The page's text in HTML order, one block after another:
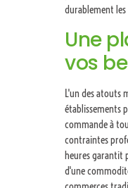
durablement
Une
vos
L'un des atouts
établissements
commande à
contraintes
heures garantit
d'une